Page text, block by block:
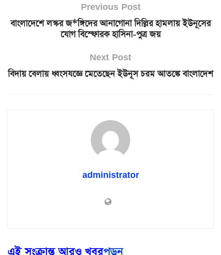
Previous Post
বাংলাদেশে লস্কর জ*ঙ্গিদের আনাগোনা দিল্লির হামলায় ইউনূসের
যোগ বিস্ফোরক হাসিনা-পুত্র জয়
Next Post
বিদায় বেলায় ধ্বংসযজ্ঞে মেতেছেন ইউনূস চরম আতঙ্কে বাংলাদেশ
administrator